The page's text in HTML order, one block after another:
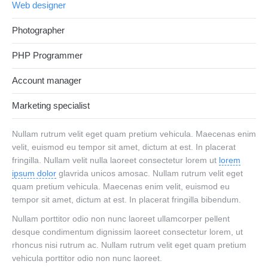
Web designer
Photographer
PHP Programmer
Account manager
Marketing specialist
Nullam rutrum velit eget quam pretium vehicula. Maecenas enim
velit, euismod eu tempor sit amet, dictum at est. In placerat
fringilla. Nullam velit nulla laoreet consectetur lorem ut lorem
ipsum dolor glavrida unicos amosac. Nullam rutrum velit eget
quam pretium vehicula. Maecenas enim velit, euismod eu
tempor sit amet, dictum at est. In placerat fringilla bibendum.
Nullam porttitor odio non nunc laoreet ullamcorper pellent
desque condimentum dignissim laoreet consectetur lorem, ut
rhoncus nisi rutrum ac. Nullam rutrum velit eget quam pretium
vehicula porttitor odio non nunc laoreet.